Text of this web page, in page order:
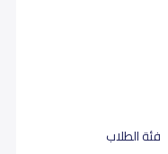
فئة الطلاب